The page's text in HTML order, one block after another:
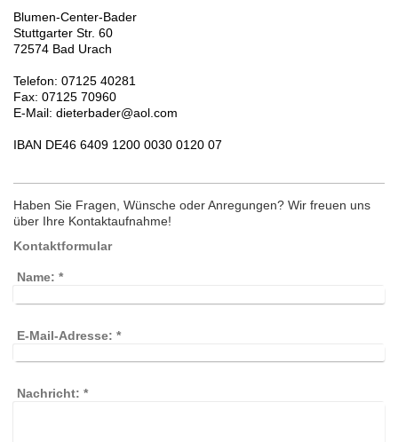
Blumen-Center-Bader
Stuttgarter Str. 60
72574 Bad Urach
Telefon: 07125 40281
Fax: 07125 70960
E-Mail: dieterbader@aol.com
IBAN DE46 6409 1200 0030 0120 07
Haben Sie Fragen, Wünsche oder Anregungen? Wir freuen uns
über Ihre Kontaktaufnahme!
Kontaktformular
Name: *
E-Mail-Adresse: *
Nachricht: *